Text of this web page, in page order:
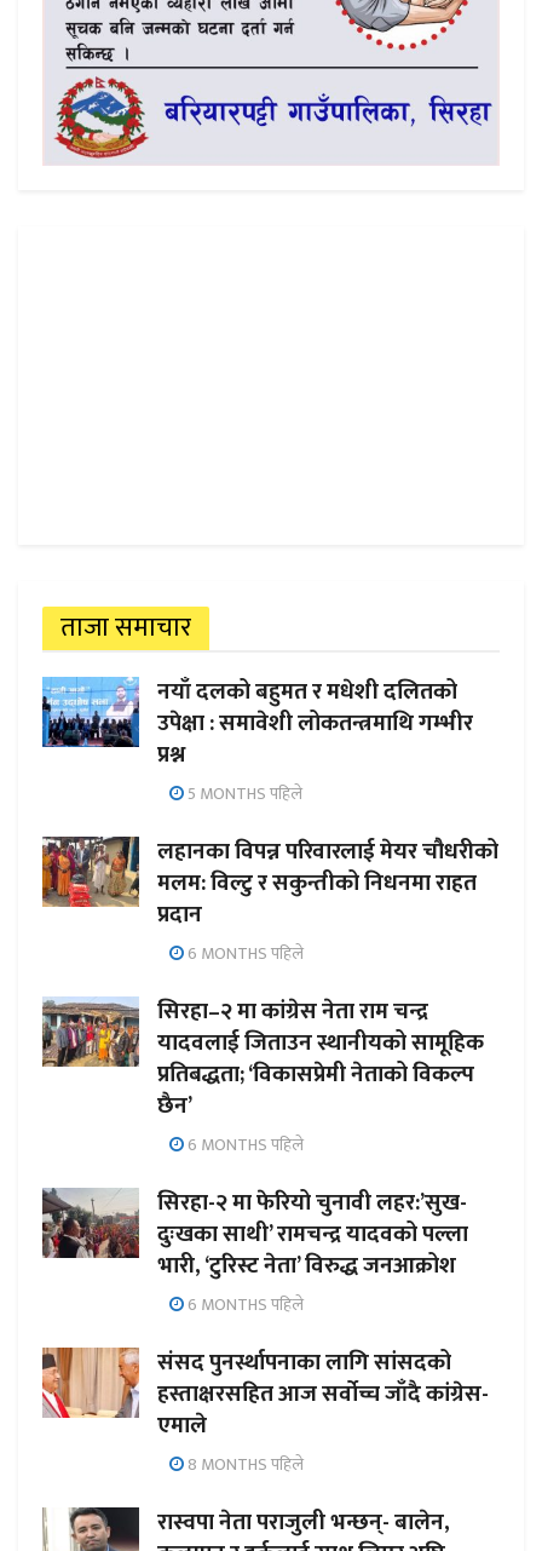
ताजा समाचार
नयाँ दलको बहुमत र मधेशी दलितको
उपेक्षा : समावेशी लोकतन्त्रमाथि गम्भीर
प्रश्न
5 MONTHS पहिले
लहानका विपन्न परिवारलाई मेयर चौधरीको
मलम: विल्टु र सकुन्तीको निधनमा राहत
प्रदान
6 MONTHS पहिले
सिरहा–२ मा कांग्रेस नेता राम चन्द्र
यादवलाई जिताउन स्थानीयको सामूहिक
प्रतिबद्धता; ‘विकासप्रेमी नेताको विकल्प
छैन’
6 MONTHS पहिले
सिरहा-२ मा फेरियो चुनावी लहर:’सुख-
दुःखका साथी’ रामचन्द्र यादवको पल्ला
भारी, ‘टुरिस्ट नेता’ विरुद्ध जनआक्रोश
6 MONTHS पहिले
संसद पुनर्स्थापनाका लागि सांसदको
हस्ताक्षरसहित आज सर्वोच्च जाँदै कांग्रेस-
एमाले
8 MONTHS पहिले
रास्वपा नेता पराजुली भन्छन्- बालेन,